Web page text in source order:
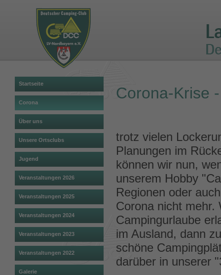
Startseite
Corona
Über uns
Unsere Ortsclubs
Jugend
Veranstaltungen 2026
Veranstaltungen 2025
Veranstaltungen 2024
Veranstaltungen 2023
Veranstaltungen 2022
Galerie
Corona-Krise
trotz vielen
Planungen im
können wir nun,
unserem Hobby
Regionen oder
Corona nicht mehr.
Campingurlaube
im Ausland, dann
schöne
darüber in unserer